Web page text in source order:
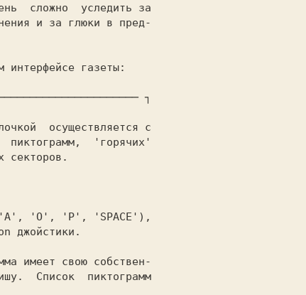
сложно  уследить за
и за глюки в пред-
┐
пиктограмм,  'горячих'
секторов.
'A', 'O', 'P', 'SPACE'),
джойстики.
Список  пиктограмм